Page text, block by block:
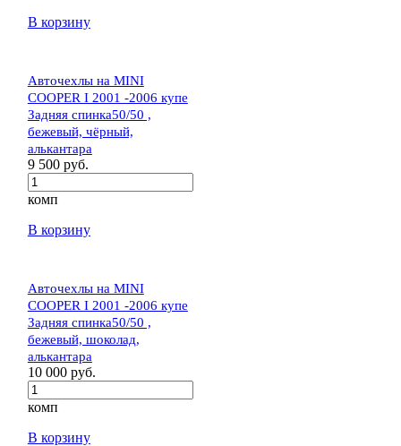
В корзину
Авточехлы на MINI
COOPER I 2001 -2006 купе
Задняя спинка50/50 ,
бежевый, чёрный,
алькантара
9 500 руб.
комп
В корзину
Авточехлы на MINI
COOPER I 2001 -2006 купе
Задняя спинка50/50 ,
бежевый, шоколад,
алькантара
10 000 руб.
комп
В корзину